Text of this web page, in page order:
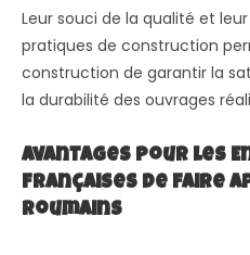
Leur souci de la qualité et
pratiques de construction
construction de garantir la
la durabilité des ouvrages
Avantages pour les
Françaises de Faire
Roumains